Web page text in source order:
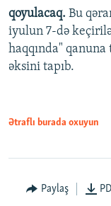
Auto
qoyulacaq. Bu
iyulun 7-də
haqqında"
əksini tapıb.
Ətraflı burada oxuyun
Paylaş